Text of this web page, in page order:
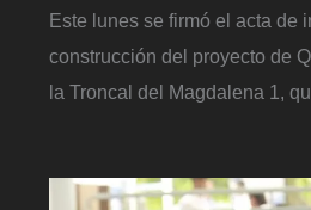
Este lunes se firmó el acta de
construcción del proyecto de
la Troncal del Magdalena 1,